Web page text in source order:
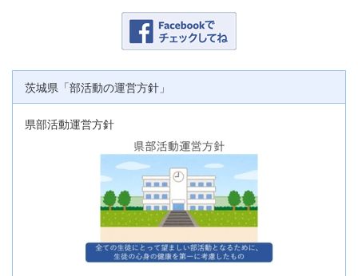
茨城県「部活動の運営方針」
県部活動運営方針